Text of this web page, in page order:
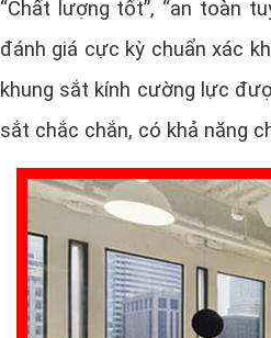
“Chất lượng tốt”, “an toàn
đánh giá cực kỳ chuẩn xác
khung sắt kính cường lực
sắt chắc chắn, có khả năng